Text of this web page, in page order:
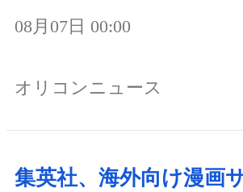
08月07日 00:00
オリコンニュース
集英社、海外向け漫画